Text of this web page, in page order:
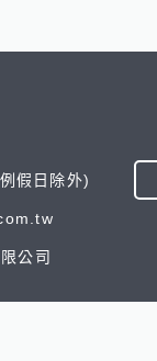
假日除外)
公司